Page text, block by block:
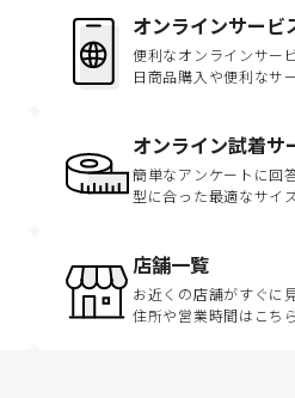
オンラインサービ
便利なオンラインサー
日商品購入や便利なサ
オンライン試着
簡単なアンケートに回
型に合った最適なサイ
店舗一覧
お近くの店舗がすぐに
住所や営業時間はこち